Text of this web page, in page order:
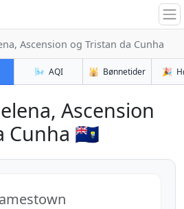
Ascension og Tristan da Cunha
🌬️ AQI 🕌 Bønnetider 🎉
Ascension
Cunha 🇸🇭